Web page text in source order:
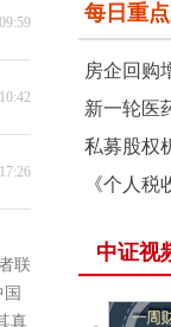
联
真
每日重
房企回购
新一轮医
私募股权
《个人
中证视